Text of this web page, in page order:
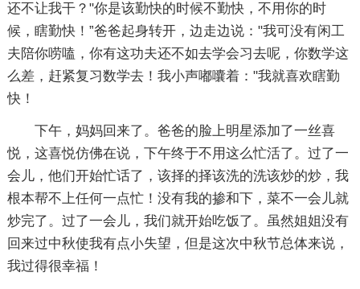
还不让我干？"你是该勤快的时候不勤快，不用你的时
候，瞎勤快！”爸爸起身转开，边走边说："我可没有闲工
夫陪你唠嗑，你有这功夫还不如去学会习去呢，你数学这
么差，赶紧复习数学去！我小声嘟囔着："我就喜欢瞎勤
快！
下午，妈妈回来了。爸爸的脸上明星添加了一丝喜
悦，这喜悦仿佛在说，下午终于不用这么忙活了。过了一
会儿，他们开始忙话了，该择的择该洗的洗该炒的炒，我
根本帮不上任何一点忙！没有我的掺和下，菜不一会儿就
炒完了。过了一会儿，我们就开始吃饭了。虽然姐姐没有
回来过中秋使我有点小失望，但是这次中秋节总体来说，
我过得很幸福！